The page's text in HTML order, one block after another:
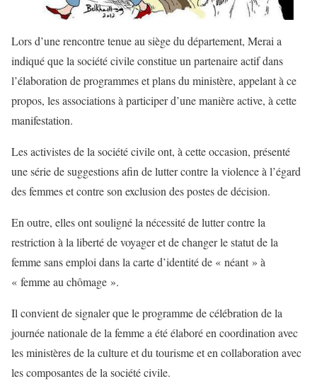
Lors d’une rencontre tenue au siège du département, Merai a
indiqué que la société civile constitue un partenaire actif dans
l’élaboration de programmes et plans du ministère, appelant à ce
propos, les associations à participer d’une manière active, à cette
manifestation.
Les activistes de la société civile ont, à cette occasion, présenté
une série de suggestions afin de lutter contre la violence à l’égard
des femmes et contre son exclusion des postes de décision.
En outre, elles ont souligné la nécessité de lutter contre la
restriction à la liberté de voyager et de changer le statut de la
femme sans emploi dans la carte d’identité de « néant » à
« femme au chômage ».
Il convient de signaler que le programme de célébration de la
journée nationale de la femme a été élaboré en coordination avec
les ministères de la culture et du tourisme et en collaboration avec
les composantes de la société civile.